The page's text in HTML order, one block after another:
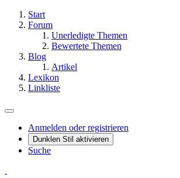
Start
Forum
Unerledigte Themen
Bewertete Themen
Blog
Artikel
Lexikon
Linkliste
Anmelden oder registrieren
Dunklen Stil aktivieren
Suche